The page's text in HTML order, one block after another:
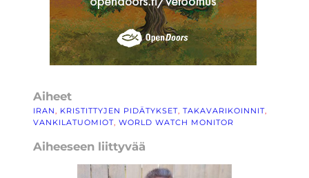
Aiheet
IRAN, KRISTITTYJEN PIDÄTYKSET, TAKAVARIKOINNIT
VANKILATUOMIOT, WORLD WATCH MONITOR
Aiheeseen liittyvää